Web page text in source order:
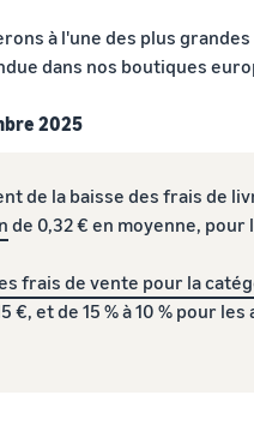
à l'une des plus
dans nos boutiques
2025
de la baisse des frais de
de 0,32 € en moyenne, pour
frais de vente pour la
€, et de 15 % à 10 % pour